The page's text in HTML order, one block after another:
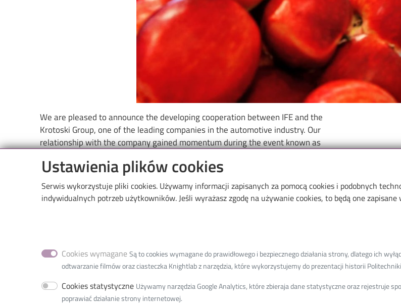
Ustawienia plików cookies
Serwis wykorzystuje pliki cookies. Używamy informacji zapisanych za pomocą cookies i podobnych
indywidualnych potrzeb użytkowników. Jeśli wyrażasz zgodę na używanie cookies, to będą one
Cookies wymagane Są to cookies wymagane do prawidłowego i bezpiecznego działania strony, dlatego ich
odtwarzanie filmów oraz ciasteczka Knightlab z narzędzia, które wykorzystujemy do prezentacji historii
Cookies statystyczne Używamy narzędzia Google Analytics, które zbieraja dane statystyczne oraz rejestruje
poprawiać działanie strony internetowej.
We are pleased to announce the developing cooperation between IFE and the
Krotoski Group, one of the leading companies in the automotive industry. Our
relationship with the company gained momentum during the event known as
participated, presenting their projects and sharing experiences with our student
community. Details of this event can be found on the company's website:
https://www.krotoski.com/blog/aktualnosci/grupa-krotoski-na-targach-
have been given the opportunity to participate in practical projects carried out
by the company. Two of them will have the chance to work on innovative
initiatives, gaining valuable experience in quality management. This is an
excellent opportunity to apply the knowledge acquired during studies in real
market conditions. We encourage all IFE students to follow similar initiatives